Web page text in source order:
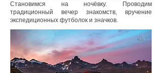
Становимся на ночёвку. Проводим
традиционный вечер знакомств, вручение
экспедиционных футболок и значков.